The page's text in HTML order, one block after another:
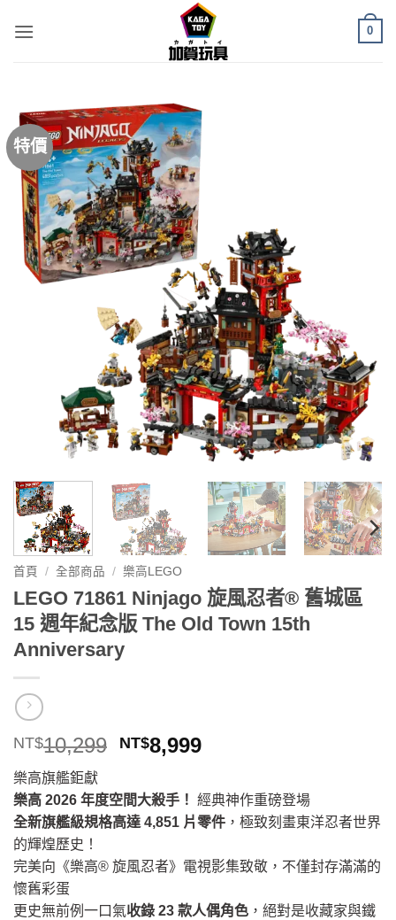
0
特價
首頁 / 全部商品 / 樂高LEGO
LEGO 71861 Ninjago 旋風忍者® 舊城區
15 週年紀念版 The Old Town 15th
Anniversary
NT$10,299 原
價
格：
NT$10,299。
NT$8,999目
價
格：
NT$8,999。
樂高旗艦鉅獻
樂高 2026 年度空間大殺手！ 經典神作重磅登場
全新旗艦級規格高達 4,851 片零件 ，極致刻畫東洋忍者世界
的輝煌歷史！
完美向《樂高® 旋風忍者》電視影集致敬，不僅封存滿滿的
懷舊彩蛋
更史無前例一口氣收錄 23 款人偶角色 ，絕對是收藏家與鐵